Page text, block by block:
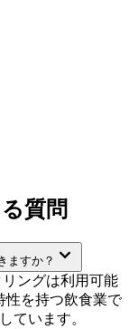
質問
ますか？
ングは利用可能
性を持つ飲食業で
ています。